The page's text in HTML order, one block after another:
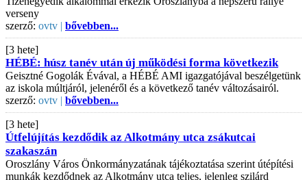
verseny
szerző: ovtv | bővebben...
[3 hete]
HÉBÉ: húsz tanév után új működési forma következik
Geisztné Gogolák Évával, a HÉBÉ AMI igazgatójával beszélgetünk
az iskola múltjáról, jelenéről és a következő tanév változásairól.
szerző: ovtv | bővebben...
[3 hete]
Útfelújítás kezdődik az Alkotmány utca zsákutcai
szakaszán
Oroszlány Város Önkormányzatának tájékoztatása szerint útépítési
munkák kezdődnek az Alkotmány utca teljes, jelenleg szilárd